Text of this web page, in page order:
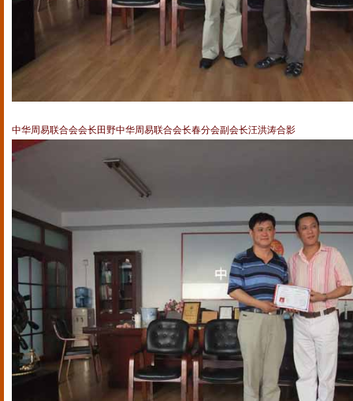
中华周易联合会会长田野中华周易联合会长春分会副会长汪洪涛合影